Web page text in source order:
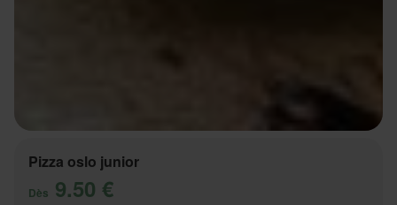
Pizza oslo junior
Dès 9.50 €